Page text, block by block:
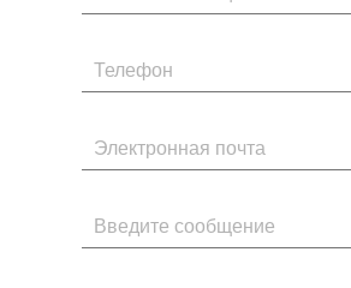
Телефон
Электронная почта
Введите сообщение